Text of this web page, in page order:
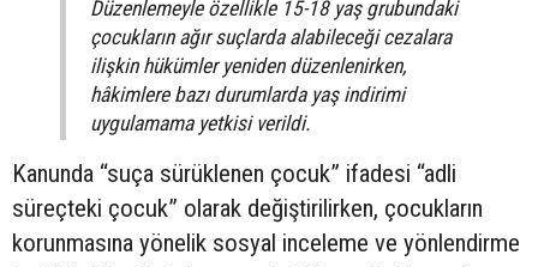
Düzenlemeyle özellikle 15-18 yaş grubundaki
çocukların ağır suçlarda alabileceği cezalara
ilişkin hükümler yeniden düzenlenirken,
hâkimlere bazı durumlarda yaş indirimi
uygulamama yetkisi verildi.
Kanunda “suça sürüklenen çocuk” ifadesi “adli
süreçteki çocuk” olarak değiştirilirken, çocukların
korunmasına yönelik sosyal inceleme ve yönlendirme